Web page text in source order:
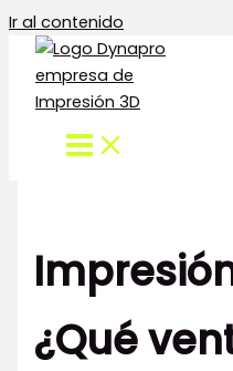
Ir al contenido
¿Qué